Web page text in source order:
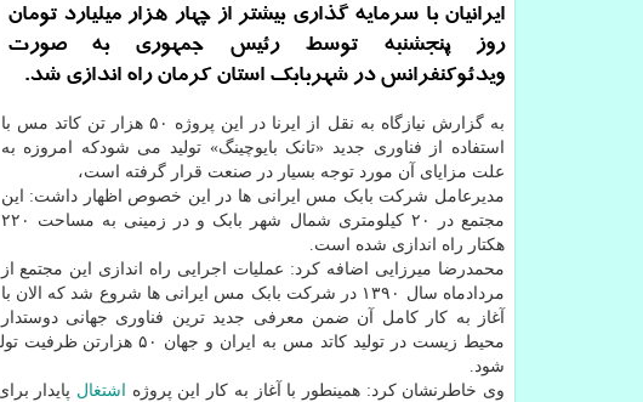
ایرانیان با سرمایه گذاری بیشتر از چهار هزار میلیارد تومان
روز پنجشنبه توسط رئیس جمهوری به صورت
ویدئوکنفرانس در شهربابک استان کرمان راه اندازی شد.
به گزارش نیازگاه به نقل از ایرنا در این پروژه ۵۰ هزار تن کاتد مس با
استفاده از فناوری جدید «تانک بایوچینگ» تولید می شودکه امروزه به
علت مزایای آن مورد توجه بسیار در صنعت قرار گرفته است،
مدیرعامل شرکت بابک مس ایرانی ها در این خصوص اظهار داشت: این
مجتمع در ۲۰ کیلومتری شمال شهر بابک و در زمینی به مساحت ۲۲۰
هکتار راه اندازی شده است.
محمدرضا میرزایی اضافه کرد: عملیات اجرایی راه اندازی این مجتمع از
مردادماه سال ۱۳۹۰ در شرکت بابک مس ایرانی ها شروع شد که الان با
آغاز به کار کامل آن ضمن معرفی جدید ترین فناوری جهانی دوستدار
شود.
وی خاطرنشان کرد: همینطور با آغاز به کار این پروژه
اشتغال